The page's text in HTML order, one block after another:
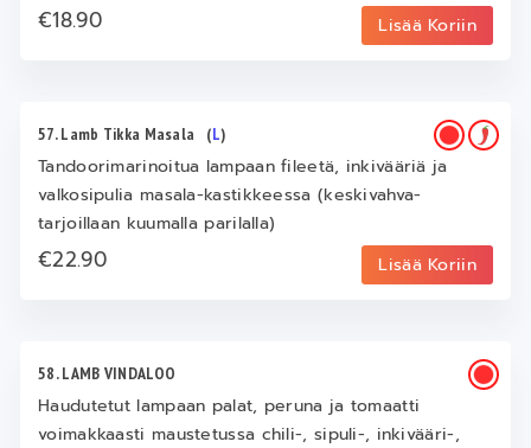
€18.90 Lisää Koriin
57. Lamb Tikka Masala (L)
Tandoorimarinoitua lampaan fileetä, inkivääriä ja
valkosipulia masala-kastikkeessa (keskivahva-
tarjoillaan kuumalla parilalla)
€22.90 Lisää Koriin
58. LAMB VINDALOO
Haudutetut lampaan palat, peruna ja tomaatti
voimakkaasti maustetussa chili-, sipuli-, inkivääri-,